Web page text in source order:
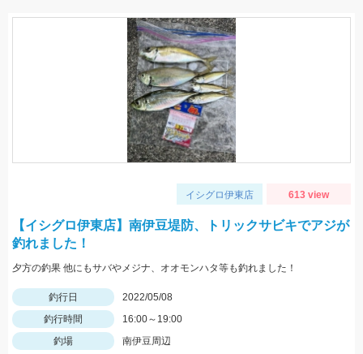
イシグロ伊東店 613 view
【イシグロ伊東店】南伊豆堤防、トリックサビキでアジが
釣れました！
夕方の釣果 他にもサバやメジナ、オオモンハタ等も釣れました！
釣行日
2022/05/08
釣行時間
16:00～19:00
釣場
南伊豆周辺